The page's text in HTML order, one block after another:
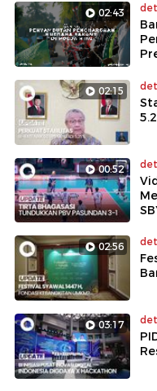
02:43
02:15
00:52
02:56
03:17